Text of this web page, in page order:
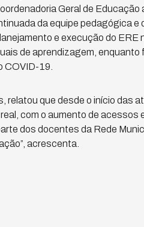
Geral de Educação
da equipe pedagógica e
e execução do ERE
de aprendizagem, enquanto
COVID-19.
relatou que desde o início das
com o aumento de acessos
dos docentes da Rede
acrescenta.